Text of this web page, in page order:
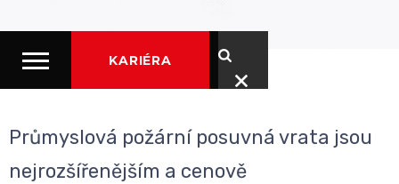
KARIÉRA
Průmyslová požární posuvná vrata jsou
nejrozšířenějším a cenově